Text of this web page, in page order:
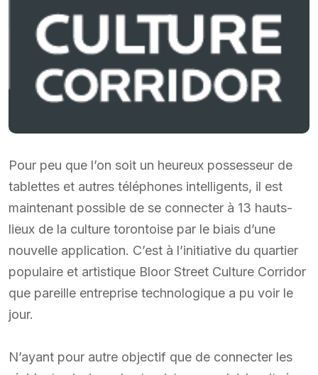
Pour peu que l’on soit un heureux possesseur de
tablettes et autres téléphones intelligents, il est
maintenant possible de se connecter à 13 hauts-
lieux de la culture torontoise par le biais d’une
nouvelle application. C’est à l’initiative du quartier
populaire et artistique Bloor Street Culture Corridor
que pareille entreprise technologique a pu voir le
jour.
N’ayant pour autre objectif que de connecter les